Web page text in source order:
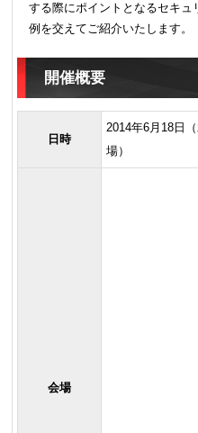
する際にポイントとなるセキ
例を交えてご紹介いたします。
開催概要
日時
2014年6月18日
場）
会場